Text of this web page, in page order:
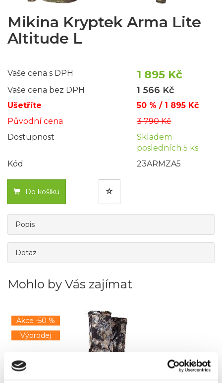
Mikina Kryptek Arma Lite
Altitude L
Vaše cena s DPH 1 895 Kč
Vaše cena bez DPH 1 566 Kč
Ušetříte
50 % / 1 895 Kč
Původní cena
3 790 Kč
Dostupnost
Skladem
posledních 5 ks
Kód
23ARMZA5
Do košíku
Popis
Dotaz
Mohlo by Vás zajímat
Akce -50 %
Výprodej